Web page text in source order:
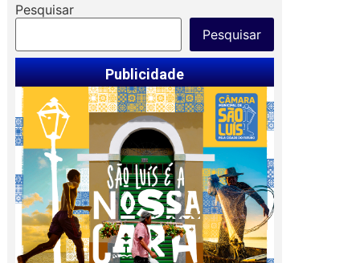
Pesquisar
Pesquisar
Publicidade